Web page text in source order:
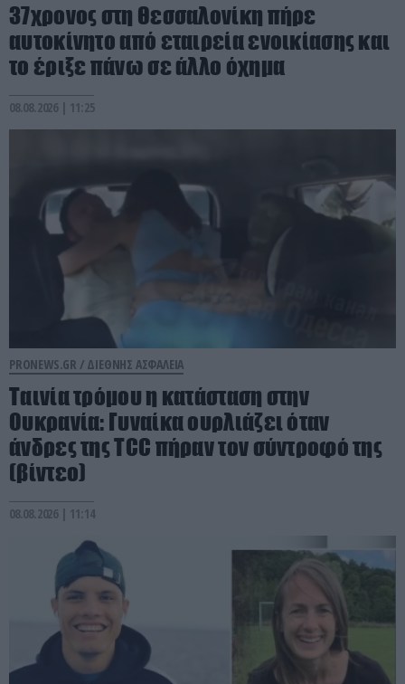
37χρονος στη Θεσσαλονίκη πήρε
αυτοκίνητο από εταιρεία ενοικίασης και
το έριξε πάνω σε άλλο όχημα
08.08.2026 | 11:25
PRONEWS.GR / ΔΙΕΘΝΗΣ ΑΣΦΑΛΕΙΑ
Ταινία τρόμου η κατάσταση στην
Ουκρανία: Γυναίκα ουρλιάζει όταν
άνδρες της TCC πήραν τον σύντροφό της
(βίντεο)
08.08.2026 | 11:14